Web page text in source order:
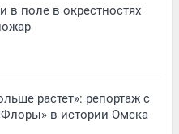
поле в окрестностях
растет»: репортаж с
в истории Омска